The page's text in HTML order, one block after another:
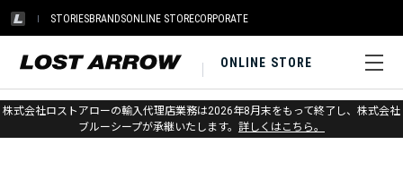
STORIESBRANDSONLINE STORECORPORATE
ONLINE STORE
株式会社ロストアローの輸入代理店業務は2026年8月末をもって終了し、株式会社
ブルーシープが承継いたします。 詳しくはこちら。
ホーム > アウトレット > アパレル ウィメンズ